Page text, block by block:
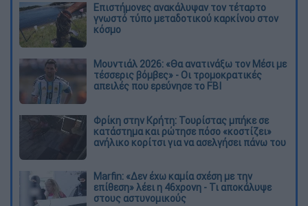
Επιστήμονες ανακάλυψαν τον τέταρτο
γνωστό τύπο μεταδοτικού καρκίνου στον
κόσμο
Μουντιάλ 2026: «Θα ανατινάξω τον Μέσι με
τέσσερις βόμβες» - Οι τρομοκρατικές
απειλές που ερεύνησε το FBI
Φρίκη στην Κρήτη: Τουρίστας μπήκε σε
κατάστημα και ρώτησε πόσο «κοστίζει»
ανήλικο κορίτσι για να ασελγήσει πάνω του
Marfin: «Δεν έχω καμία σχέση με την
επίθεση» λέει η 46χρονη - Τι αποκάλυψε
στους αστυνομικούς